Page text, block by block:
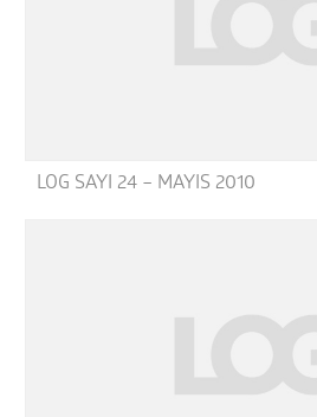
LOG SAYI 24 – MAYIS 2010